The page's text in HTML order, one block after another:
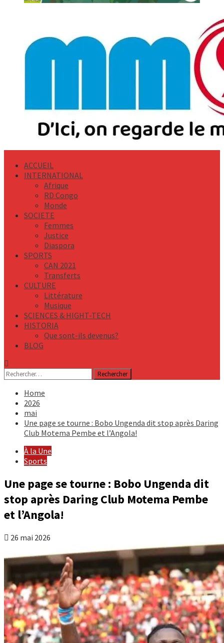
ACCUEIL
INTERNATIONAL
Afrique
RD Congo
Monde
SOCIETE
Femmes
Justice
Diaspora
SPORTS
CAN 2021
Transferts
CULTURE
Littérature
Musique
SCIENCES & HIGHT-TECH
HISTORIA
Que sont-ils devenus?
BLOG
Rechercher :
Home
2026
mai
Une page se tourne : Bobo Ungenda dit stop après Daring
Club Motema Pembe et l’Angola!
À la Une
Sports
Une page se tourne : Bobo Ungenda dit
stop après Daring Club Motema Pembe
et l’Angola!
26 mai 2026